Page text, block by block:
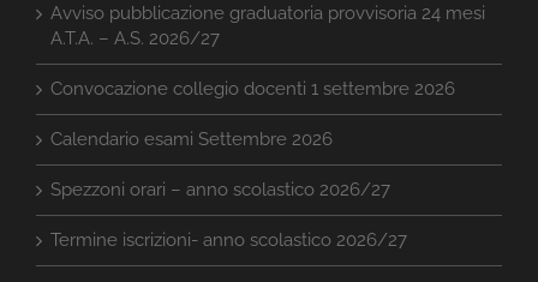
Avviso pubblicazione graduatoria provvisoria 24 mesi
A.T.A. – A.S. 2026/27
Convocazione collegio docenti 1 settembre 2026
Calendario esami Settembre 2026
Spezzoni orari – anno scolastico 2026/27
Termine iscrizioni- anno scolastico 2026/27